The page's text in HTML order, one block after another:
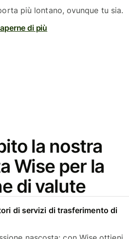
più lontano, ovunque tu sia.
di più
la nostra
Wise per la
di valute
di servizi di trasferimento di